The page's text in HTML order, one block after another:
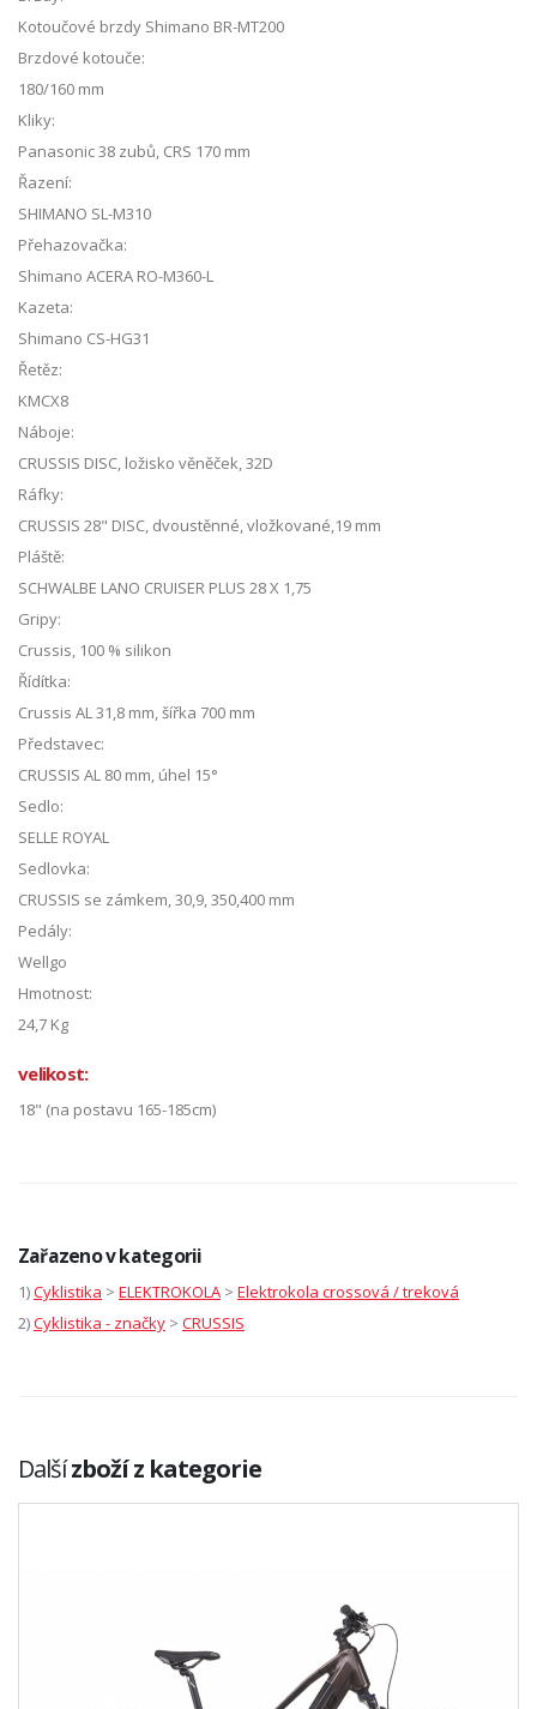
Kotoučové brzdy Shimano BR-MT200
Brzdové kotouče:
180/160 mm
Kliky:
Panasonic 38 zubů, CRS 170 mm
Řazení:
SHIMANO SL-M310
Přehazovačka:
Shimano ACERA RO-M360-L
Kazeta:
Shimano CS-HG31
Řetěz:
KMCX8
Náboje:
CRUSSIS DISC, ložisko věněček, 32D
Ráfky:
CRUSSIS 28" DISC, dvoustěnné, vložkované,19 mm
Pláště:
SCHWALBE LANO CRUISER PLUS 28 X 1,75
Gripy:
Crussis, 100 % silikon
Řídítka:
Crussis AL 31,8 mm, šířka 700 mm
Představec:
CRUSSIS AL 80 mm, úhel 15°
Sedlo:
SELLE ROYAL
Sedlovka:
CRUSSIS se zámkem, 30,9, 350,400 mm
Pedály:
Wellgo
Hmotnost:
24,7 Kg
velikost:
18" (na postavu 165-185cm)
Zařazeno v kategorii
1)Cyklistika > ELEKTROKOLA > Elektrokola crossová / treková
2)Cyklistika - značky > CRUSSIS
Dalšízboží z kategorie